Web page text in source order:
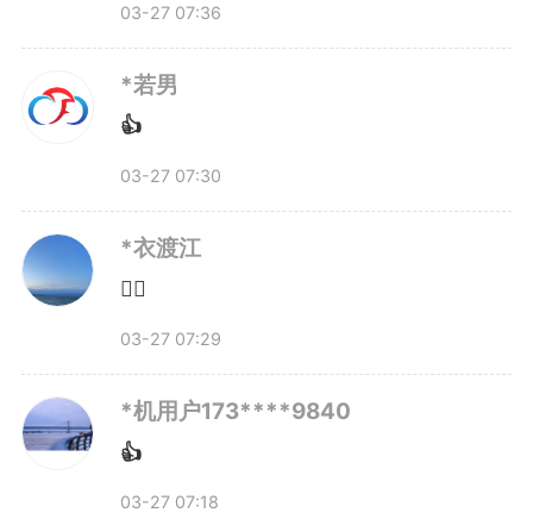
03-27 07:36
*若男
👍
03-27 07:30
*衣渡江
👍🏻
03-27 07:29
*机用户173****9840
👍
03-27 07:18